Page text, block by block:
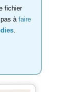
fichier
à faire